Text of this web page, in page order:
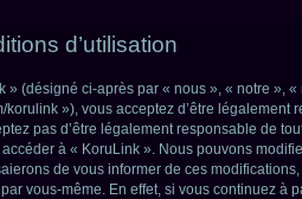
d’utilisation
» (désigné ci-après par « nous », « notre »,
korulink »), vous acceptez d’être légalement
pas d’être légalement responsable de
à « KoruLink ». Nous pouvons
de vous informer de ces
vous-même. En effet, si vous continuez à